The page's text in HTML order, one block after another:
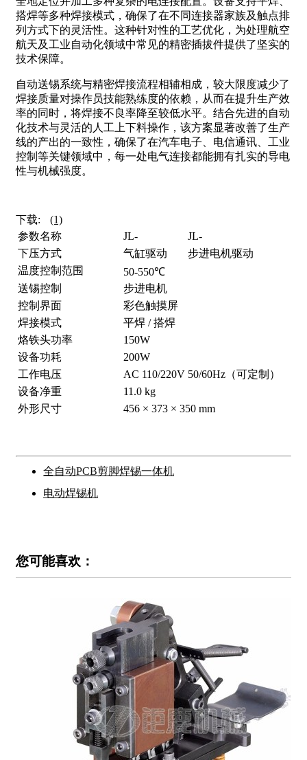
搭焊等多种焊接模式，确保了在不同连接器家族及触点排
列方式下的灵活性。这种针对性的工艺优化，为处理航空
航天及工业自动化领域中常见的精密插拔件提供了坚实的
技术保障。
自动送锡系统与精密焊接流程相辅相成，较大限度减少了
焊接质量对操作员技能熟练度的依赖，从而在提升生产效
率的同时，将焊接不良率降至较低水平。结合先进的自动
化技术与灵活的人工上下料操作，该方案显著改善了生产
线的产出的一致性，确保了在汽车电子、电信通讯、工业
控制等关键领域中，每一处电气连接都能拥有扎实的导电
性与机械强度。
下载:
(1)
参数名称
JL-
JL-
下压方式
气缸驱动
步进电机驱动
温度控制范围
50-550℃
送锡控制
步进电机
控制界面
彩色触摸屏
焊接模式
平焊 / 搭焊
烙铁头功率
150W
设备功耗
200W
工作电压
AC 110/220V 50/60Hz（可定制）
设备净重
11.0 kg
外形尺寸
456 × 373 × 350 mm
全自动PCB剪脚焊锡一体机
电动焊锡机
您可能喜欢：